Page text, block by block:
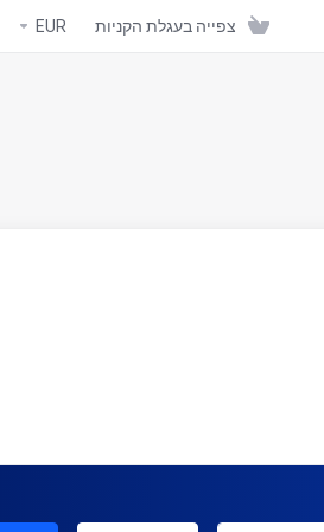
צפייה בעגלת הקניות EUR